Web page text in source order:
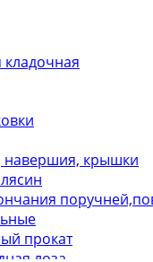
кладочная
навершия, крышки
прокат